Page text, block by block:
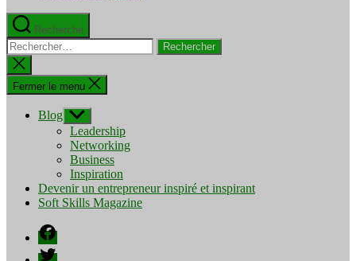
Recherche
Rechercher :
Fermer
la
recherche
Fermer le menu
Blog Afficher
le
sous-
menu
Leadership
Networking
Business
Inspiration
Devenir un entrepreneur inspiré et inspirant
Soft Skills Magazine
Facebook
Twitter